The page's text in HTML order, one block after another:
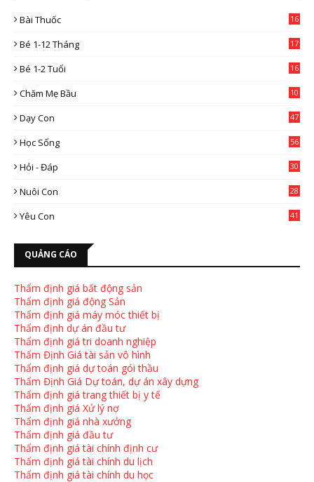
Bài Thuốc
16
Bé 1-12 Tháng 17
Bé 1-2 Tuổi 16
Chăm Mẹ Bầu
10
Dạy Con
47
Học Sống 56
Hỏi - Đáp 30
Nuôi Con
28
Yêu Con
41
QUẢNG CÁO
Thẩm định giá bất động sản
Thẩm định giá động Sản
Thẩm định giá máy móc thiết bị
Thẩm định dự án đầu tư
Thẩm định giá tri doanh nghiệp
Thẩm Định Giá tài sản vô hình
Thẩm định giá dự toán gói thầu
Thẩm Định Giá Dự toán, dự án xây dựng
Thẩm định giá trang thiết bị y tế
Thẩm định giá Xử lý nợ
Thẩm định giá nhà xưởng
Thẩm định giá đầu tư
Thẩm định giá tài chính định cư
Thẩm định giá tài chính du lịch
Thẩm định giá tài chính du học